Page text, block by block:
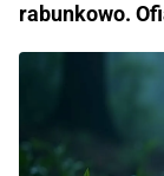
rabunkowo.